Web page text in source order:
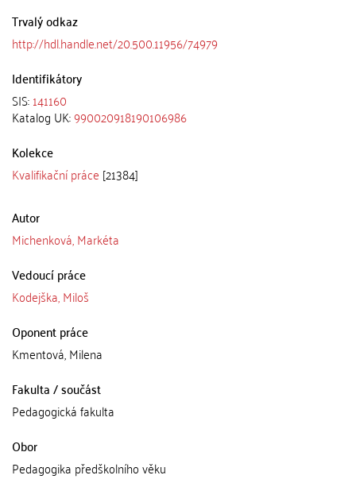
Trvalý odkaz
http://hdl.handle.net/20.500.11956/74979
Identifikátory
SIS:141160
Katalog UK:990020918190106986
Kolekce
Kvalifikační práce [21384]
Autor
Michenková, Markéta
Vedoucí práce
Kodejška, Miloš
Oponent práce
Kmentová, Milena
Fakulta / součást
Pedagogická fakulta
Obor
Pedagogika předškolního věku